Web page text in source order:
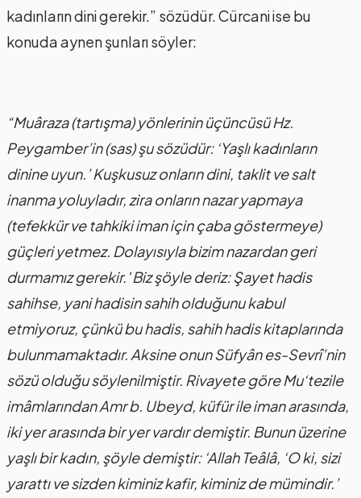
kadınların dini gerekir.” sözüdür. Cürcani ise bu
konuda aynen şunları söyler:
“Muâraza (tartışma) yönlerinin üçüncüsü Hz.
Peygamber’in (sas) şu sözüdür: ‘Yaşlı kadınların
dinine uyun.’ Kuşkusuz onların dini, taklit ve salt
inanma yoluyladır, zira onların nazar yapmaya
(tefekkür ve tahkiki iman için çaba göstermeye)
güçleri yetmez. Dolayısıyla bizim nazardan geri
durmamız gerekir.' Biz şöyle deriz: Şayet hadis
sahihse, yani hadisin sahih olduğunu kabul
etmiyoruz, çünkü bu hadis, sahih hadis kitaplarında
bulunmamaktadır. Aksine onun Süfyân es-Sevrî’nin
sözü olduğu söylenilmiştir. Rivayete göre Mu‘tezile
imâmlarından Amr b. Ubeyd, küfür ile iman arasında,
iki yer arasında bir yer vardır demiştir. Bunun üzerine
yaşlı bir kadın, şöyle demiştir: ‘Allah Teâlâ, ‘O ki, sizi
yarattı ve sizden kiminiz kafir, kiminiz de mümindir.’